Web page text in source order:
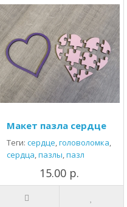
Макет пазла сердце
Теги: сердце,головоломка,
сердца,пазлы,пазл
15.00 р.